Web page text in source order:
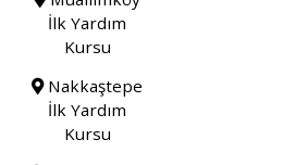
İlk Yardım
Kursu
Nakkaştepe
İlk Yardım
Kursu